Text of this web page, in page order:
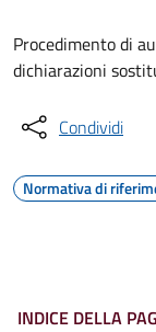
Procedimento di
dichiarazioni
Condividi
Normativa di
INDICE DELLA